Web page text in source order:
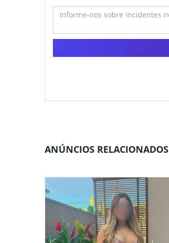
ANÚNCIOS RELACIONADOS